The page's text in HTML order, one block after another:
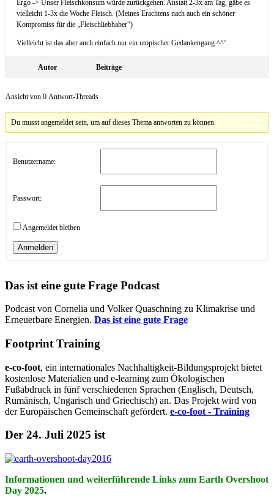
Ergo -> Unser Fleischkonsum würde zurückgehen. Anstatt 2-3x am Tag, gäbe es
vielleicht 1-3x die Woche Fleisch. (Meines Erachtens nach auch ein schöner
Kompromiss für die „Fleischliebhaber“)
Vielleicht ist das aber auch einfach nur ein utopischer Gedankengang ^^‘.
Autor Beiträge
Ansicht von 0 Antwort-Threads
Du musst angemeldet sein, um auf dieses Thema antworten zu können.
Benutzername:
Passwort:
Angemeldet bleiben
Anmelden
Das ist eine gute Frage Podcast
Podcast von Cornelia und Volker Quaschning zu Klimakrise und
Erneuerbare Energien. Das ist eine gute Frage
Footprint Training
e-co-foot, ein internationales Nachhaltigkeit-Bildungsprojekt bietet
kostenlose Materialien und e-learning zum Ökologischen
Fußabdruck in fünf verschiedenen Sprachen (Englisch, Deutsch,
Rumänisch, Ungarisch und Griechisch) an. Das Projekt wird von
der Europäischen Gemeinschaft gefördert. e-co-foot - Training
Der 24. Juli 2025 ist
Informationen und weiterführende Links zum Earth Overshoot
Day 2025.